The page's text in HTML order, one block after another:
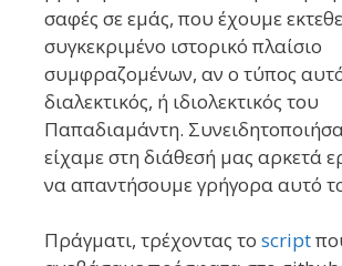
σαφές σε εμάς, που έχουμε
συγκεκριμένο ιστορικό πλαίσιο
συμφραζομένων, αν ο τύπος
διαλεκτικός, ή ιδιολεκτικός του
Παπαδιαμάντη.
είχαμε στη διάθεσή μας αρκετά
να απαντήσουμε γρήγορα αυτό
Πράγματι, τρέχοντας το script